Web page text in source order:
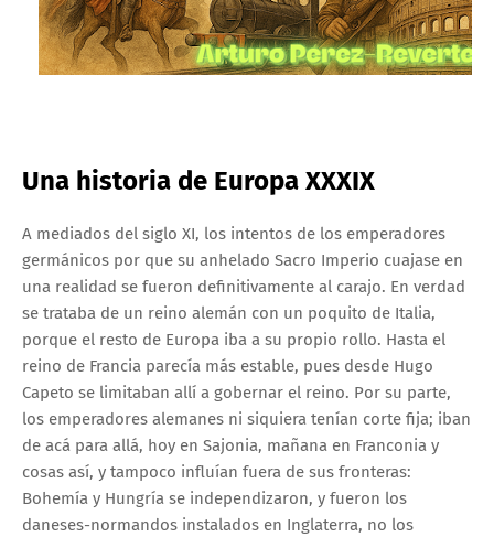
Una historia de Europa XXXIX
A mediados del siglo XI, los intentos de los emperadores
germánicos por que su anhelado Sacro Imperio cuajase en
una realidad se fueron definitivamente al carajo. En verdad
se trataba de un reino alemán con un poquito de Italia,
porque el resto de Europa iba a su propio rollo. Hasta el
reino de Francia parecía más estable, pues desde Hugo
Capeto se limitaban allí a gobernar el reino. Por su parte,
los emperadores alemanes ni siquiera tenían corte fija; iban
de acá para allá, hoy en Sajonia, mañana en Franconia y
cosas así, y tampoco influían fuera de sus fronteras:
Bohemía y Hungría se independizaron, y fueron los
daneses-normandos instalados en Inglaterra, no los